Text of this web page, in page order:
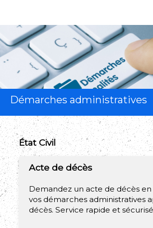
Démarches administratives
État Civil
Acte de décès
Demandez un acte de décès
vos démarches administratives
décès. Service rapide et